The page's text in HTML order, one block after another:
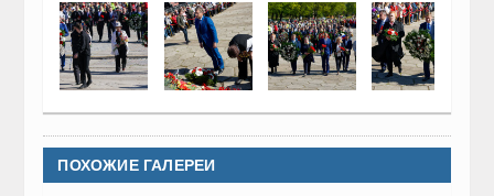
ПОХОЖИЕ ГАЛЕРЕИ